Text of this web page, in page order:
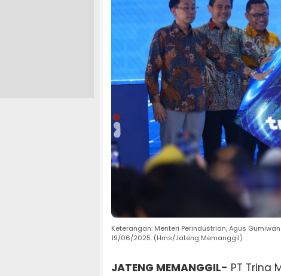
Keterangan: Menteri Perindustrian, Agus
19/06/2025. (Hms/Jateng Memanggil)
JATENG MEMANGGIL- PT Trina